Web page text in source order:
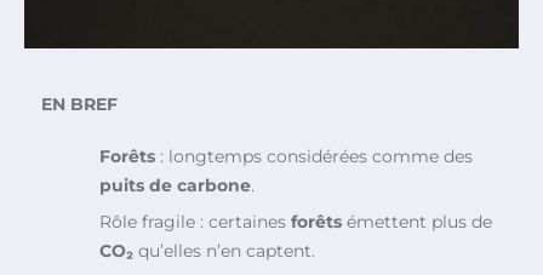
EN BREF
Forêts : longtemps considérées comme des
puits de carbone.
Rôle fragile : certaines forêts émettent plus de
CO₂ qu’elles n’en captent.